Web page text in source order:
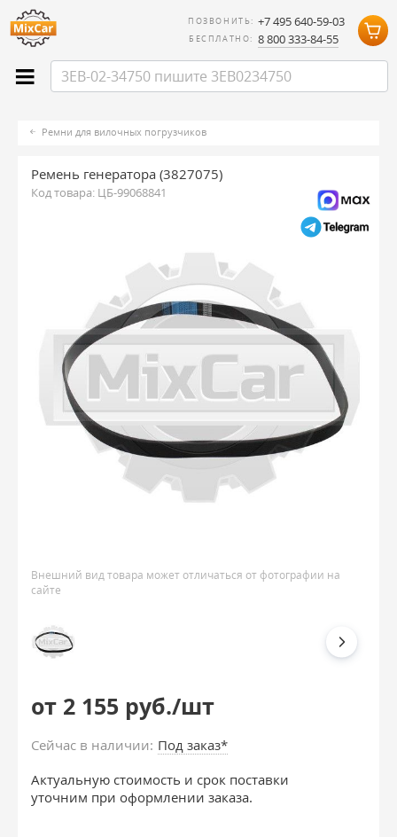
ПОЗВОНИТЬ: +7 495 640-59-03
БЕСПЛАТНО: 8 800 333-84-55
Ремни для вилочных погрузчиков
Ремень генератора (3827075)
Код товара: ЦБ-99068841
Внешний вид товара может отличаться от фотографии на
сайте
от 2 155 руб./шт
Сейчас в наличии: Под заказ*
Актуальную стоимость и срок поставки
уточним при оформлении заказа.